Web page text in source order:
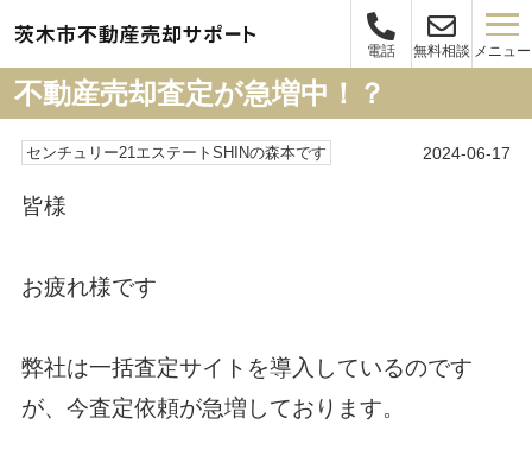
電話 無料相談 メニュー
不動産売却査定が急増中！？
センチュリー21エステートSHINの森本です 2024-06-17
皆様
お疲れ様です
弊社は一括査定サイトを導入しているのです
が、今査定依頼が急増しております。